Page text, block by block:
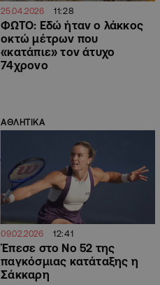
25.04.2026 11:28
ΦΩΤΟ: Εδώ ήταν ο λάκκος
οκτώ μέτρων που
«κατάπιε» τον άτυχο
74χρονο
ΑΘΛΗΤΙΚΑ
09.02.2026 12:41
Έπεσε στο Νο 52 της
παγκόσμιας κατάταξης η
Σάκκαρη